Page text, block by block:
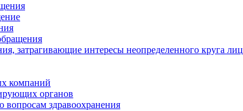
затрагивающие интересы неопределенного круга лиц
компаний
органов
вопросам здравоохранения